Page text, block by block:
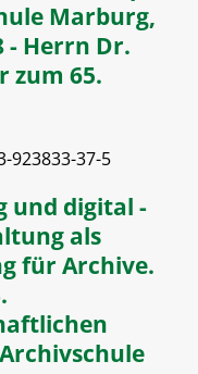
Marburg,
- Herrn Dr.
zum 65.
923833-37-5
und digital -
als
für Archive.